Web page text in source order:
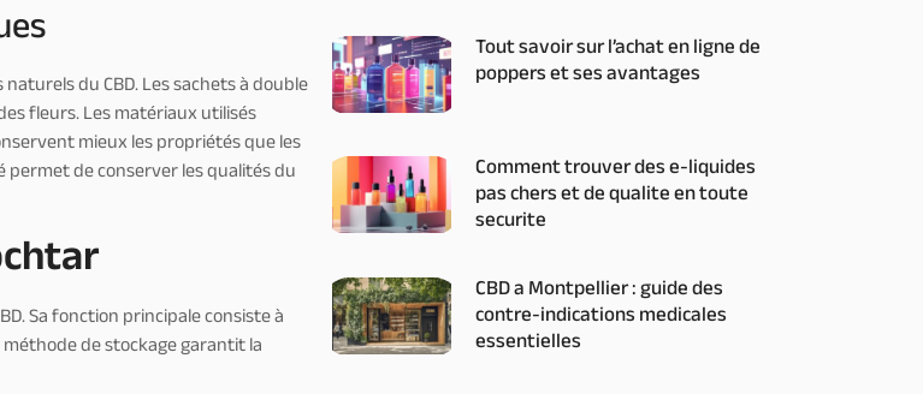
du CBD. Les sachets à double
fleurs. Les matériaux utilisés
mieux les propriétés que les
de conserver les qualités du
Sa fonction principale consiste à
de stockage garantit la
Tout savoir sur l’achat en ligne de
poppers et ses avantages
Comment trouver des e-liquides
pas chers et de qualite en toute
securite
CBD a Montpellier : guide des
contre-indications medicales
essentielles